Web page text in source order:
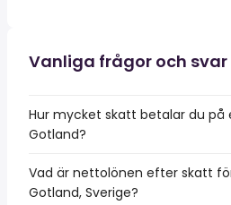
Vanliga frågor och svar
Hur mycket skatt betalar du på
Gotland?
Vad är nettolönen efter skatt
Gotland, Sverige?